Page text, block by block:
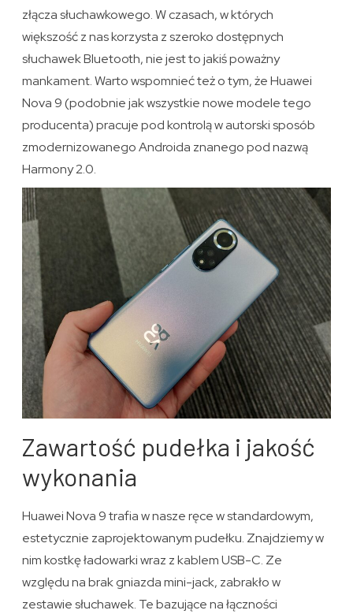
złącza słuchawkowego. W czasach, w których
większość z nas korzysta z szeroko dostępnych
słuchawek Bluetooth, nie jest to jakiś poważny
mankament. Warto wspomnieć też o tym, że Huawei
Nova 9 (podobnie jak wszystkie nowe modele tego
producenta) pracuje pod kontrolą w autorski sposób
zmodernizowanego Androida znanego pod nazwą
Harmony 2.0.
Zawartość pudełka i jakość
wykonania
Huawei Nova 9 trafia w nasze ręce w standardowym,
estetycznie zaprojektowanym pudełku. Znajdziemy w
nim kostkę ładowarki wraz z kablem USB-C. Ze
względu na brak gniazda mini-jack, zabrakło w
zestawie słuchawek. Te bazujące na łączności